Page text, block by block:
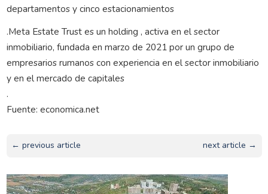
departamentos y cinco estacionamientos
.Meta Estate Trust es un holding , activa en el sector
inmobiliario, fundada en marzo de 2021 por un grupo de
empresarios rumanos con experiencia en el sector inmobiliario
y en el mercado de capitales
.
Fuente: economica.net
← previous article next article →